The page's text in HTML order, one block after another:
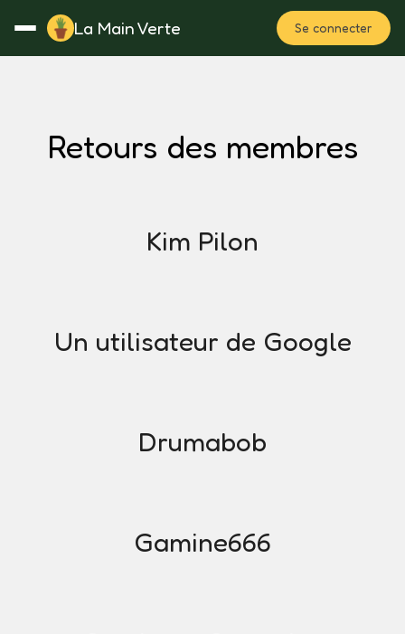
La Main Verte Se connecter
Retours des membres
Kim Pilon
Un utilisateur de Google
Drumabob
Gamine666